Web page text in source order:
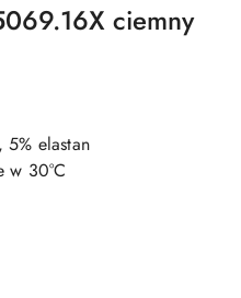
ciemny
5% elastan
w 30°C